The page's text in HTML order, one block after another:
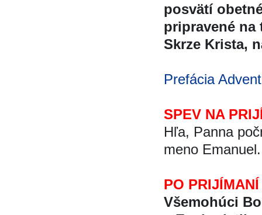
posvätí
pripravené
Skrze Krista,
Prefácia
SPEV NA
Hľa, Panna
meno
PO PRIJÍMANÍ
Všemohúci